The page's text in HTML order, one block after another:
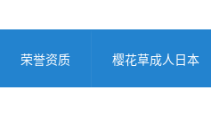
荣誉资质 樱花草成人日本